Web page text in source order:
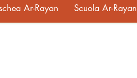
Ar-Rayan Scuola Ar-Rayan